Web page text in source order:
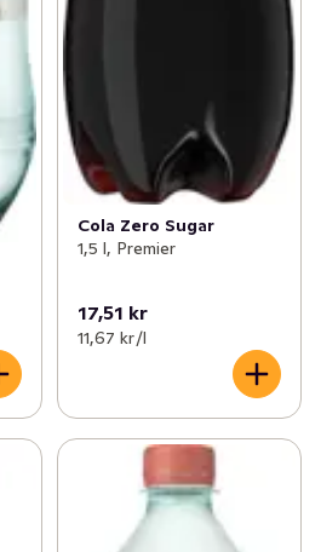
Cola Zero Sugar
1,5 l, Premier
17,51 kr
11,67 kr /l